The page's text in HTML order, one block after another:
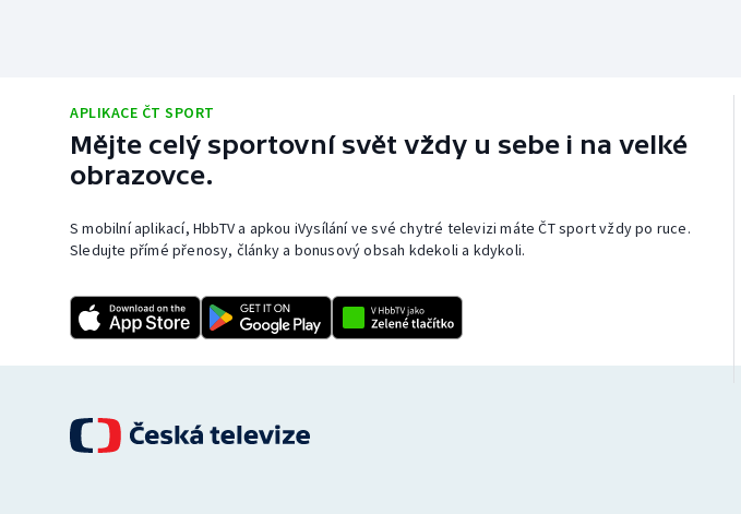
APLIKACE ČT SPORT
Mějte celý sportovní svět vždy u sebe i na velké
obrazovce.
S mobilní aplikací, HbbTV a apkou iVysílání ve své chytré televizi máte ČT sport vždy po ruce.
Sledujte přímé přenosy, články a bonusový obsah kdekoli a kdykoli.